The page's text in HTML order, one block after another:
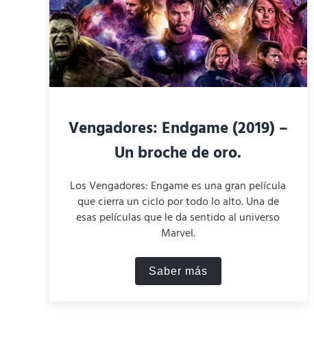
Vengadores: Endgame (2019) –
Un broche de oro.
Los Vengadores: Engame es una gran película
que cierra un ciclo por todo lo alto. Una de
esas películas que le da sentido al universo
Marvel.
Saber másVengadores: Endgame